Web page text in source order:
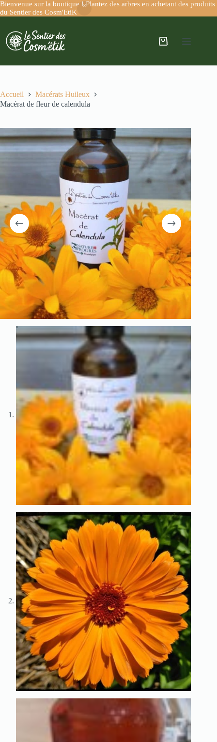
Bienvenue sur la boutique ! Plantez des arbres en achetant des produits
du Sentier des Cosm'EtiK
Accueil
Macérats Huileux
Macérat de fleur de calendula